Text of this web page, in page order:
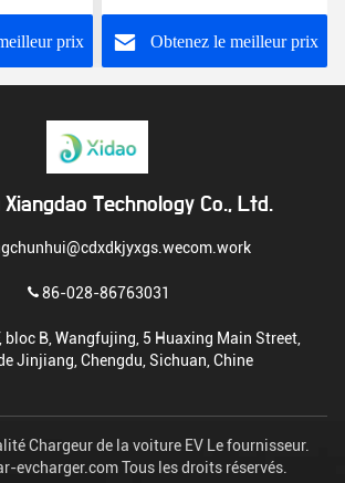
le meilleur prix
32A J1772 de C.C
phaseObtenez le
Xiangdao Technology Co., Ltd.
86-028-86763031
bloc B, Wangfujing, 5 Huaxing Main Street,
Jinjiang, Chengdu, Sichuan, Chine
Chargeur de la voiture EV Le fournisseur.
evcharger.com Tous les droits réservés.